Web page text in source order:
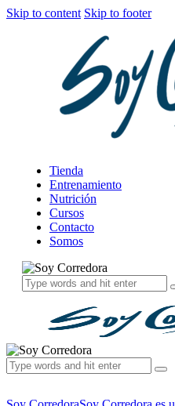
Skip to content Skip to footer
Tienda
Entrenamiento
Nutrición
Cursos
Contacto
Somos